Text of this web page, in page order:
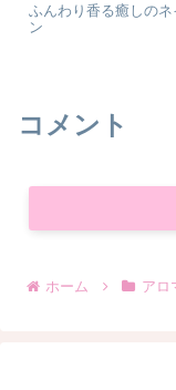
ふんわり香る癒しの
ン
コメント
ホーム アロ